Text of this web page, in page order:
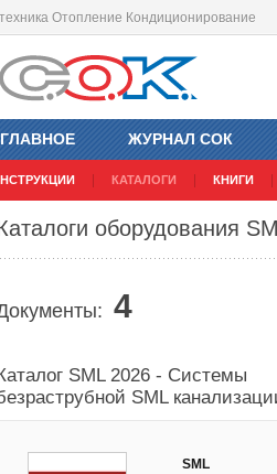
Отопление Кондиционирование
ГЛАВНОЕ ЖУРНАЛ СОК
КАТАЛОГИ КНИГИ
оборудования
4
Каталог SML 2026 - Системы
SML
SML